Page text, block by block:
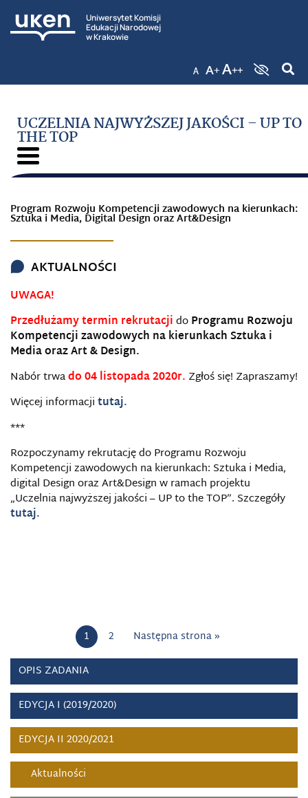
Uniwersytet Komisji
Edukacji Narodowej
w Krakowie
UCZELNIA NAJWYŻSZEJ JAKOŚCI – UP TO
THE TOP
Program Rozwoju Kompetencji zawodowych na kierunkach:
Sztuka i Media, Digital Design oraz Art&Design
AKTUALNOŚCI
UWAGA!
Przedłużamy termin rekrutacjidoProgramu Rozwoju
Kompetencji zawodowych na kierunkach Sztuka i
Media oraz Art & Design.
Nabór trwado 04 listopada 2020r. Zgłoś się! Zapraszamy!
Więcej informacjitutaj.
***
Rozpoczynamy rekrutację do Programu Rozwoju
Kompetencji zawodowych na kierunkach: Sztuka i Media,
digital Design oraz Art&Design w ramach projektu
„Uczelnia najwyższej jakości – UP to the TOP”. Szczegóły
tutaj.
1 2 Następna strona »
OPIS ZADANIA
EDYCJA I (2019/2020)
EDYCJA II 2020/2021
Aktualności